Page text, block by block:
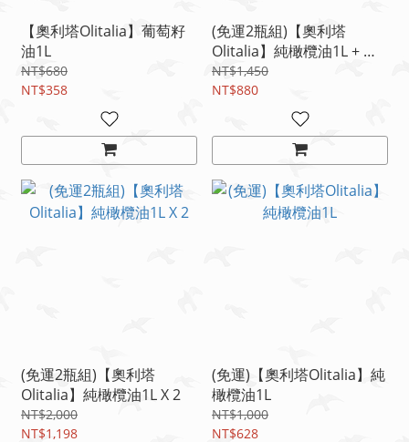
【奧利塔Olitalia】葡萄籽
油1L
NT$680
NT$358
(免運2瓶組)【奧利塔
Olitalia】純橄欖油1L + 葵
花油1L
NT$1,450
NT$880
(免運2瓶組)【奧利塔
Olitalia】純橄欖油1L X 2
NT$2,000
NT$1,198
(免運)【奧利塔Olitalia】純
橄欖油1L
NT$1,000
NT$628